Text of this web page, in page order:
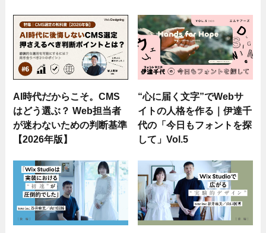
AI時代だからこそ。CMS
はどう選ぶ？ Web担当者
が迷わないための判断基準
【2026年版】
“心に届く文字”でWebサ
イトの人格を作る｜伊達千
代の「今日もフォントを探
して」Vol.5